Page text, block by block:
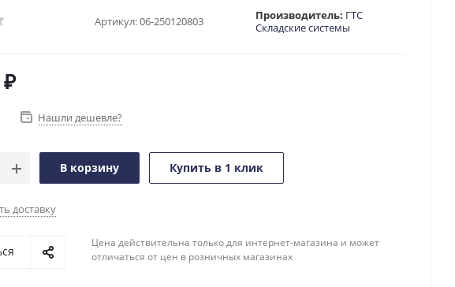
Артикул:06-250120803 Производитель: ГТС
Складские системы
₽
Нашли дешевле?
В корзину Купить в 1 клик
доставку
Цена действительна только для интернет-магазина и может
отличаться от цен в розничных магазинах